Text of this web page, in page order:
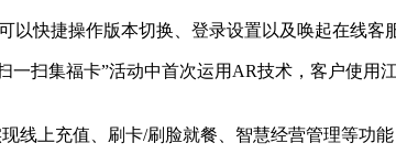
快捷操作版本切换、登录设置以及唤起在线客
扫集福卡”活动中首次运用AR技术，客户使用
上充值、刷卡/刷脸就餐、智慧经营管理等功